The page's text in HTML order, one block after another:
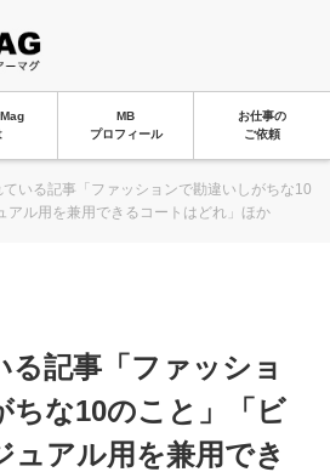
MB
プロフィール
お仕事の
ご依頼
ている記事「ファッションで勘違いしがちな10
アル用を兼用できるコートはどれ」ほか
る記事「ファッショ
ちな10のこと」「ビ
ュアル用を兼用でき